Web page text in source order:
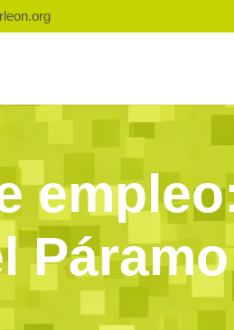
Páramo